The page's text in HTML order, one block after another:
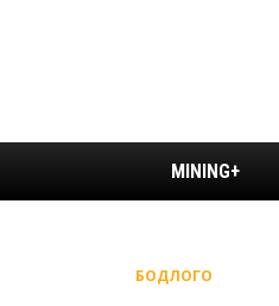
MINING+
БОДЛОГО